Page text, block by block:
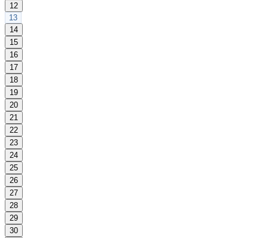
12
13
14
15
16
17
18
19
20
21
22
23
24
25
26
27
28
29
30